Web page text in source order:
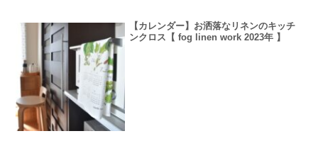
【カレンダー】お洒落なリネンのキッチ
ンクロス【 fog linen work 2023年 】